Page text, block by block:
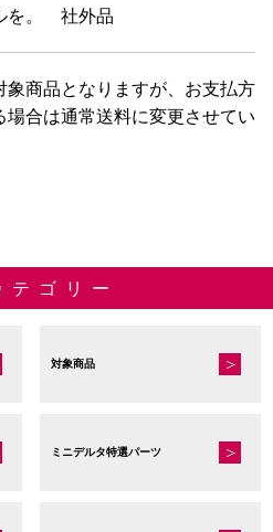
を。 社外品
象商品となりますが、お支払方
合は通常送料に変更させてい
テゴリー
対象商品
ミニデルタ特選パーツ